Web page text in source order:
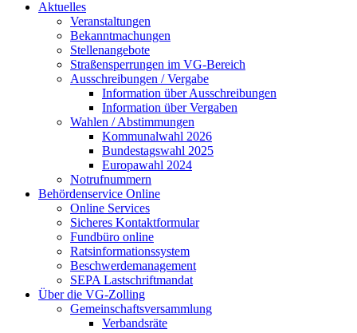
Aktuelles
Veranstaltungen
Bekanntmachungen
Stellenangebote
Straßensperrungen im VG-Bereich
Ausschreibungen / Vergabe
Information über Ausschreibungen
Information über Vergaben
Wahlen / Abstimmungen
Kommunalwahl 2026
Bundestagswahl 2025
Europawahl 2024
Notrufnummern
Behördenservice Online
Online Services
Sicheres Kontaktformular
Fundbüro online
Ratsinformationssystem
Beschwerdemanagement
SEPA Lastschriftmandat
Über die VG-Zolling
Gemeinschaftsversammlung
Verbandsräte